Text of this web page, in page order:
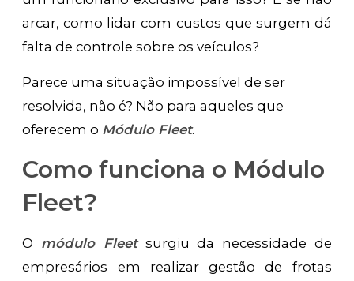
arcar, como lidar com custos que surgem dá
falta de controle sobre os veículos?
Parece uma situação impossível de ser
resolvida, não é? Não para aqueles que
oferecem o Módulo Fleet.
Como funciona o Módulo
Fleet?
O módulo Fleetsurgiu da necessidade de
empresários em realizar gestão de frotas